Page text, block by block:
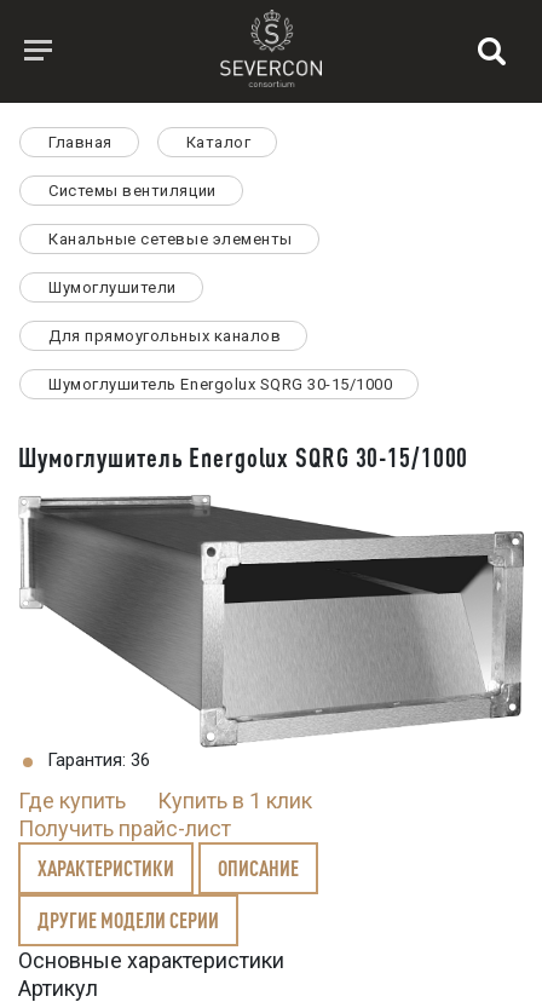
Главная Каталог
Системы вентиляции
Канальные сетевые элементы
Шумоглушители
Для прямоугольных каналов
Шумоглушитель Energolux SQRG 30-15/1000
Шумоглушитель Energolux SQRG 30-15/1000
Гарантия: 36
Где купить
Купить в 1 клик
Получить прайс-лист
ХАРАКТЕРИСТИКИ ОПИСАНИЕ
ДРУГИЕ МОДЕЛИ СЕРИИ
Основные характеристики
Артикул